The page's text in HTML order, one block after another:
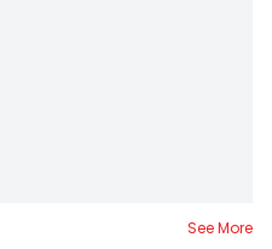
See More